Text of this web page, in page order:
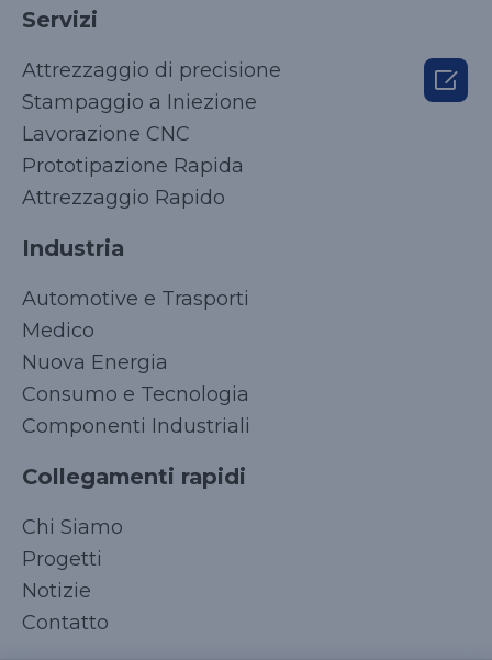
Servizi
Attrezzaggio di precisione
Stampaggio a Iniezione
Lavorazione CNC
Prototipazione Rapida
Attrezzaggio Rapido
Industria
Automotive e Trasporti
Medico
Nuova Energia
Consumo e Tecnologia
Componenti Industriali
Collegamenti rapidi
Chi Siamo
Progetti
Notizie
Contatto
